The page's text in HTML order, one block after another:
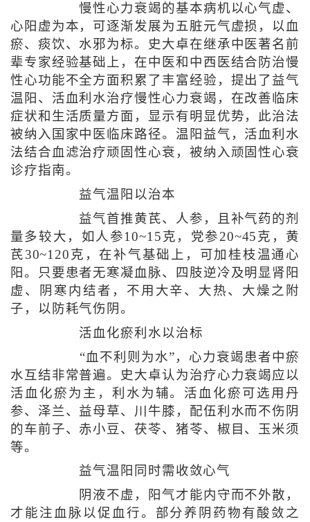
慢性心力衰竭的基本病机以心气虚、
心阳虚为本，可逐渐发展为五脏元气虚损，以血
瘀、痰饮、水邪为标。史大卓在继承中医著名前
辈专家经验基础上，在中医和中西医结合防治慢
性心功能不全方面积累了丰富经验，提出了益气
温阳、活血利水治疗慢性心力衰竭，在改善临床
症状和生活质量方面，显示有明显优势，此治法
被纳入国家中医临床路径。温阳益气，活血利水
法结合血滤治疗顽固性心衰，被纳入顽固性心衰
诊疗指南。
益气温阳以治本
益气首推黄芪、人参，且补气药的剂
量多较大，如人参10~15克，党参20~45克，黄
芪30~120克，在补气基础上，可加桂枝温通心
阳。只要患者无寒凝血脉、四肢逆冷及明显肾阳
虚、阴寒内结者，不用大辛、大热、大燥之附
子，以防耗气伤阴。
活血化瘀利水以治标
“血不利则为水”，心力衰竭患者中瘀
水互结非常普遍。史大卓认为治疗心力衰竭应以
活血化瘀为主，利水为辅。活血化瘀可选用丹
参、泽兰、益母草、川牛膝，配伍利水而不伤阴
的车前子、赤小豆、茯苓、猪苓、椒目、玉米须
等。
益气温阳同时需收敛心气
阴液不虚，阳气才能内守而不外散，
才能注血脉以促血行。部分养阴药物有酸敛之